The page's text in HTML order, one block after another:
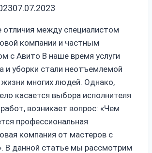
07.07.2023
отличия между специалистом
компании и частным
с Авито В наше время услуги
и уборки стали неотъемлемой
многих людей. Однако,
касается выбора исполнителя
возникает вопрос: «Чем
профессиональная
компания от мастеров с
В данной статье мы рассмотрим